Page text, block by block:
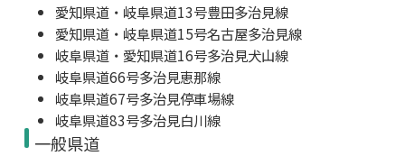
愛知県道・岐阜県道13号豊田多治見線
愛知県道・岐阜県道15号名古屋多治見線
岐阜県道・愛知県道16号多治見犬山線
岐阜県道66号多治見恵那線
岐阜県道67号多治見停車場線
岐阜県道83号多治見白川線
一般県道